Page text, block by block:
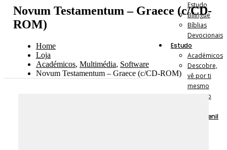
Estudo
Bilingue
Bíblias
Devocionais
Estudo
Académicos
Descobre,
vê por ti
mesmo
O Curso
Infanto-Juvenil
Novum Testamentum – Graece (c/CD-
ROM)
Home
Loja
Académicos, Multimédia, Software
Novum Testamentum – Graece (c/CD-ROM)